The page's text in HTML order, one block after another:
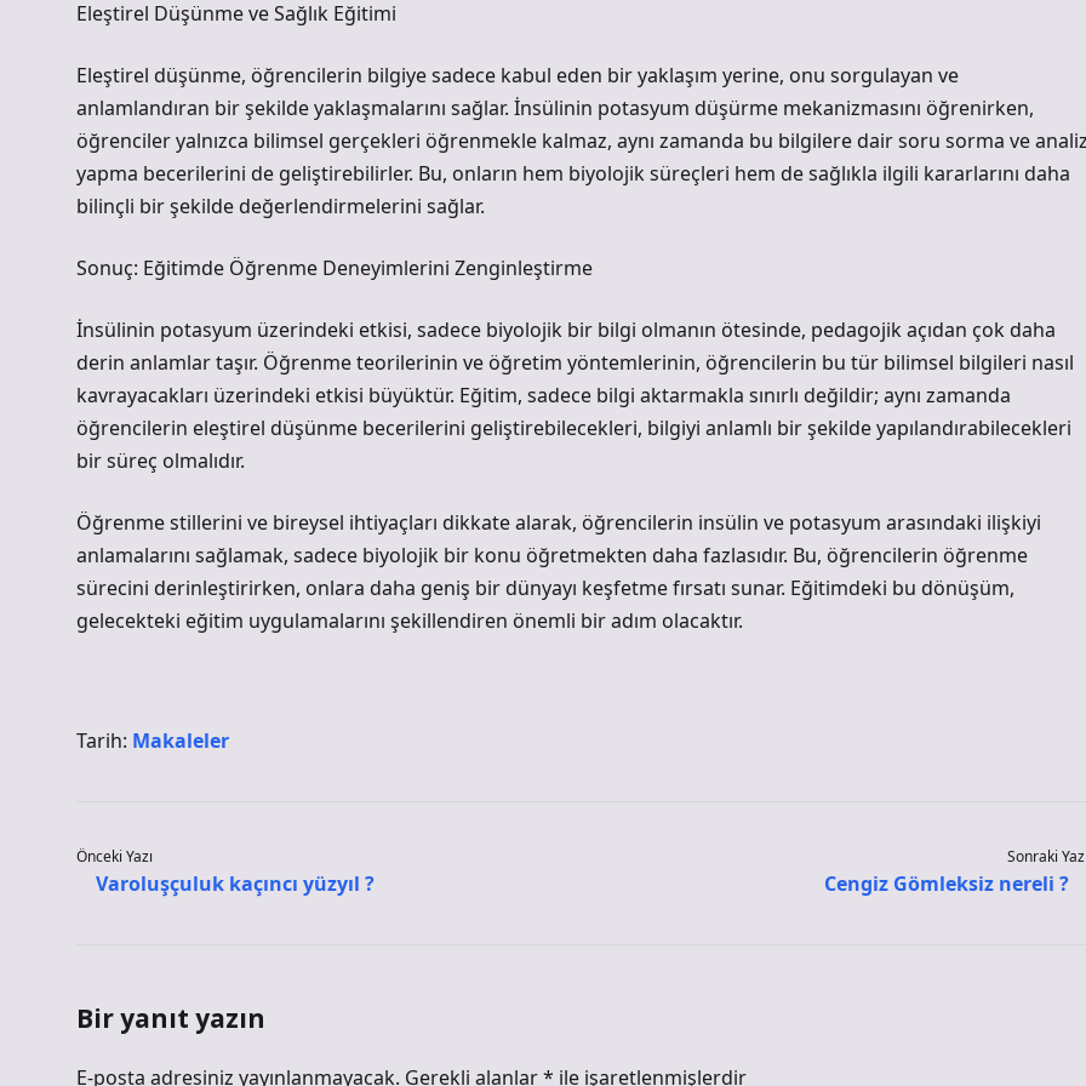
Eleştirel Düşünme ve Sağlık Eğitimi
Eleştirel düşünme, öğrencilerin bilgiye sadece kabul eden bir yaklaşım yerine, onu sorgulayan ve
anlamlandıran bir şekilde yaklaşmalarını sağlar. İnsülinin potasyum düşürme mekanizmasını öğrenirken,
öğrenciler yalnızca bilimsel gerçekleri öğrenmekle kalmaz, aynı zamanda bu bilgilere dair soru sorma ve
yapma becerilerini de geliştirebilirler. Bu, onların hem biyolojik süreçleri hem de sağlıkla ilgili kararlarını daha
bilinçli bir şekilde değerlendirmelerini sağlar.
Sonuç: Eğitimde Öğrenme Deneyimlerini Zenginleştirme
İnsülinin potasyum üzerindeki etkisi, sadece biyolojik bir bilgi olmanın ötesinde, pedagojik açıdan çok daha
derin anlamlar taşır. Öğrenme teorilerinin ve öğretim yöntemlerinin, öğrencilerin bu tür bilimsel bilgileri nasıl
kavrayacakları üzerindeki etkisi büyüktür. Eğitim, sadece bilgi aktarmakla sınırlı değildir; aynı zamanda
öğrencilerin eleştirel düşünme becerilerini geliştirebilecekleri, bilgiyi anlamlı bir şekilde yapılandırabilecekleri
bir süreç olmalıdır.
Öğrenme stillerini ve bireysel ihtiyaçları dikkate alarak, öğrencilerin insülin ve potasyum arasındaki ilişkiyi
anlamalarını sağlamak, sadece biyolojik bir konu öğretmekten daha fazlasıdır. Bu, öğrencilerin öğrenme
sürecini derinleştirirken, onlara daha geniş bir dünyayı keşfetme fırsatı sunar. Eğitimdeki bu dönüşüm,
gelecekteki eğitim uygulamalarını şekillendiren önemli bir adım olacaktır.
Tarih: Makaleler
Önceki Yazı
Varoluşçuluk kaçıncı yüzyıl ?
Sonraki
Cengiz Gömleksiz nereli ?
Bir yanıt yazın
E-posta adresiniz yayınlanmayacak. Gerekli alanlar* ile işaretlenmişlerdir